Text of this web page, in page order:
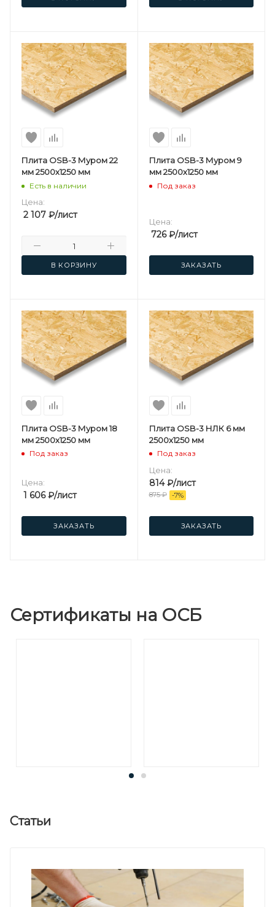
Плита OSB-3 Муром 22
мм 2500х1250 мм
Есть в наличии
Цена:
2 107 ₽/лист
В КОРЗИНУ
Плита OSB-3 Муром 9
мм 2500х1250 мм
Под заказ
Цена:
726₽/лист
ЗАКАЗАТЬ
Плита OSB-3 Муром 18
мм 2500х1250 мм
Под заказ
Цена:
1 606₽/лист
ЗАКАЗАТЬ
Плита OSB-3 НЛК 6 мм
2500х1250 мм
Под заказ
Цена:
814₽/лист
875₽ -7%
ЗАКАЗАТЬ
Сертификаты на ОСБ
Статьи